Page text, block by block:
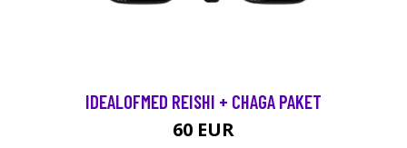
IDEALOFMED REISHI + CHAGA PAKET
60 EUR